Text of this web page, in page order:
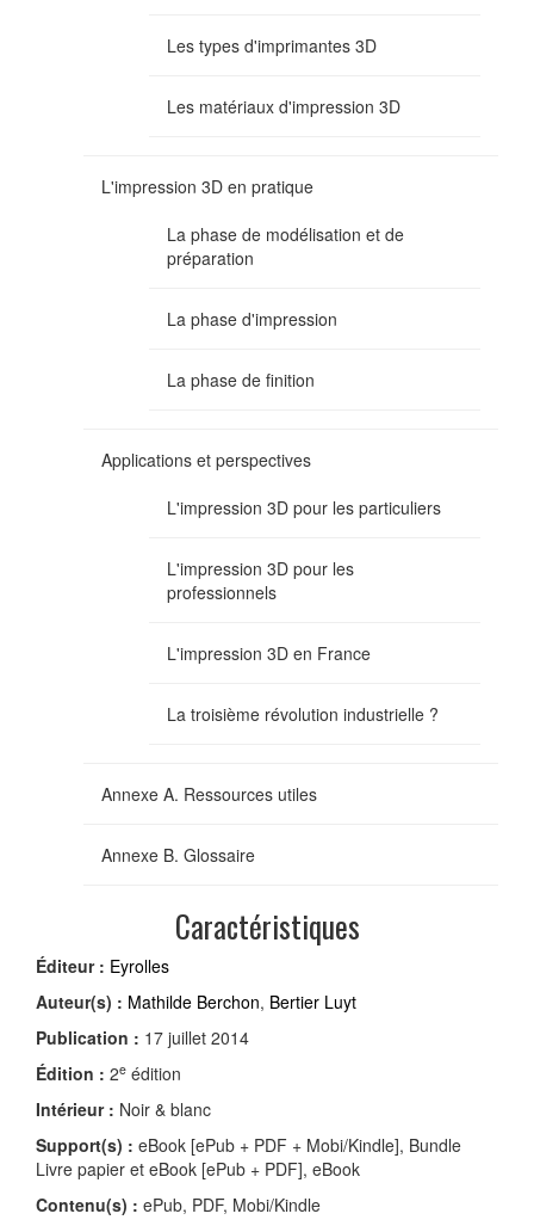
Les types d'imprimantes 3D
Les matériaux d'impression 3D
L'impression 3D en pratique
La phase de modélisation et de
préparation
La phase d'impression
La phase de finition
Applications et perspectives
L'impression 3D pour les particuliers
L'impression 3D pour les
professionnels
L'impression 3D en France
La troisième révolution industrielle ?
Annexe A. Ressources utiles
Annexe B. Glossaire
Caractéristiques
Éditeur : Eyrolles
Auteur(s) : Mathilde Berchon, Bertier Luyt
Publication : 17 juillet 2014
Édition : 2e édition
Intérieur : Noir & blanc
Support(s) : eBook [ePub + PDF + Mobi/Kindle], Bundle
Livre papier et eBook [ePub + PDF], eBook
Contenu(s) : ePub, PDF, Mobi/Kindle